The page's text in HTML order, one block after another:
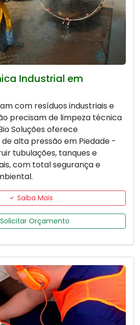
Industrial em
com resíduos industriais e
precisam de limpeza técnica
Soluções oferece
alta pressão em Piedade -
tubulações, tanques e
com total segurança e
Saiba Mais
Solicitar Orçamento